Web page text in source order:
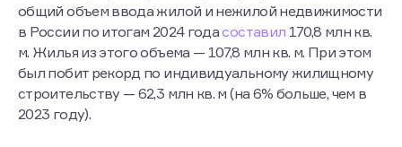
общий объем ввода жилой и нежилой недвижимости
в России по итогам 2024 годасоставил 170,8 млн кв.
м. Жилья из этого объема — 107,8 млн кв. м. При этом
был побит рекорд по индивидуальному жилищному
строительству — 62,3 млн кв. м (на 6% больше, чем в
2023 году).